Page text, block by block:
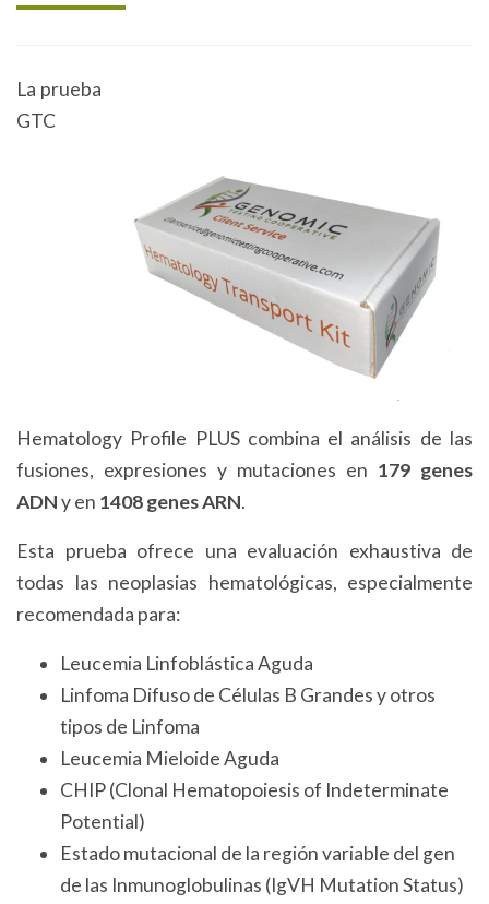
La prueba
GTC
Hematology Profile PLUS combina el análisis de las
fusiones, expresiones y mutaciones en 179 genes
ADNy en 1408 genes ARN.
Esta prueba ofrece una evaluación exhaustiva de
todas las neoplasias hematológicas, especialmente
recomendada para:
Leucemia Linfoblástica Aguda
Linfoma Difuso de Células B Grandes y otros
tipos de Linfoma
Leucemia Mieloide Aguda
CHIP (Clonal Hematopoiesis of Indeterminate
Potential)
Estado mutacional de la región variable del gen
de las Inmunoglobulinas (IgVH Mutation Status)